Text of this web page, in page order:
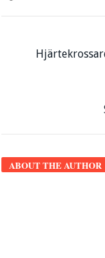
ABOUT THE AUTHOR